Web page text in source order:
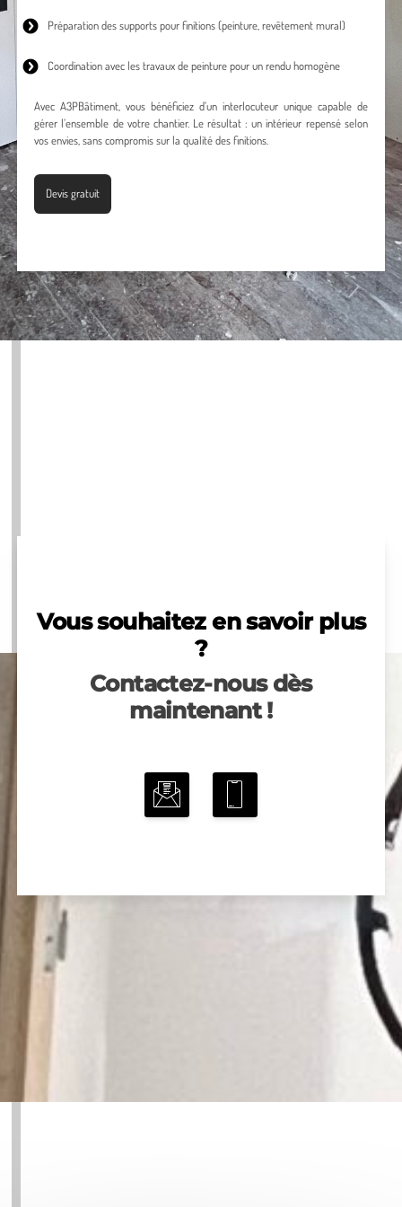
Préparation des supports pour finitions (peinture, revêtement mural)
Coordination avec les travaux de peinture pour un rendu homogène
Avec A3PBâtiment, vous bénéficiez d’un interlocuteur unique capable de
gérer l’ensemble de votre chantier. Le résultat : un intérieur repensé selon
vos envies, sans compromis sur la qualité des finitions.
Devis gratuit
Vous souhaitez en savoir plus
?
Contactez-nous dès
maintenant !